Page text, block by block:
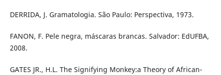
DERRIDA, J. Gramatologia. São Paulo: Perspectiva, 1973.
FANON, F. Pele negra, máscaras brancas. Salvador: EdUFBA,
2008.
GATES JR., H.L. The Signifying Monkey:a Theory of African-